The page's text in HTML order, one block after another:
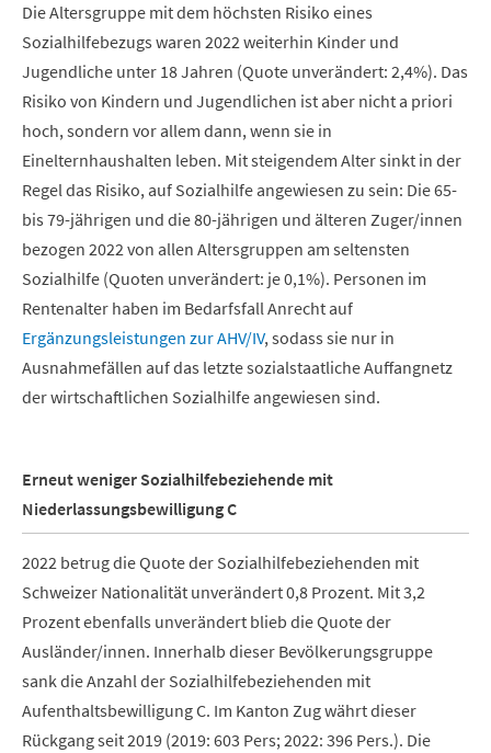
Die Altersgruppe mit dem höchsten Risiko eines
Sozialhilfebezugs waren 2022 weiterhin Kinder und
Jugendliche unter 18 Jahren (Quote unverändert: 2,4%). Das
Risiko von Kindern und Jugendlichen ist aber nicht a priori
hoch, sondern vor allem dann, wenn sie in
Einelternhaushalten leben. Mit steigendem Alter sinkt in der
Regel das Risiko, auf Sozialhilfe angewiesen zu sein: Die 65-
bis 79-jährigen und die 80-jährigen und älteren Zuger/innen
bezogen 2022 von allen Altersgruppen am seltensten
Sozialhilfe (Quoten unverändert: je 0,1%). Personen im
Rentenalter haben im Bedarfsfall Anrecht auf
Ergänzungsleistungen zur AHV/IV, sodass sie nur in
Ausnahmefällen auf das letzte sozialstaatliche Auffangnetz
der wirtschaftlichen Sozialhilfe angewiesen sind.
Erneut weniger Sozialhilfebeziehende mit
Niederlassungsbewilligung C
2022 betrug die Quote der Sozialhilfebeziehenden mit
Schweizer Nationalität unverändert 0,8 Prozent. Mit 3,2
Prozent ebenfalls unverändert blieb die Quote der
Ausländer/innen. Innerhalb dieser Bevölkerungsgruppe
sank die Anzahl der Sozialhilfebeziehenden mit
Aufenthaltsbewilligung C. Im Kanton Zug währt dieser
Rückgang seit 2019 (2019: 603 Pers; 2022: 396 Pers.). Die